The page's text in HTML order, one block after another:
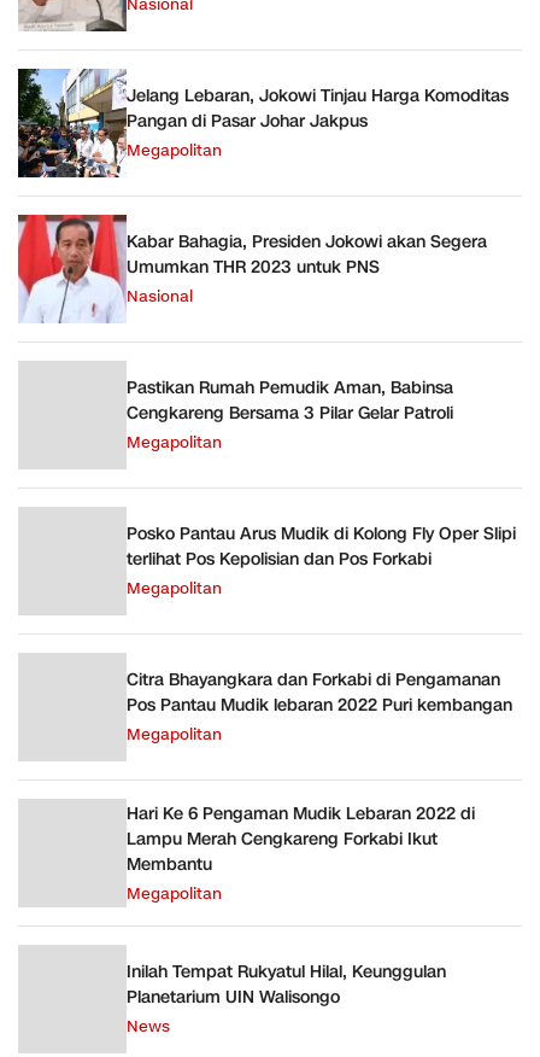
Nasional
Jelang Lebaran, Jokowi Tinjau Harga Komoditas
Pangan di Pasar Johar Jakpus
Megapolitan
Kabar Bahagia, Presiden Jokowi akan Segera
Umumkan THR 2023 untuk PNS
Nasional
Pastikan Rumah Pemudik Aman, Babinsa
Cengkareng Bersama 3 Pilar Gelar Patroli
Megapolitan
Posko Pantau Arus Mudik di Kolong Fly Oper Slipi
terlihat Pos Kepolisian dan Pos Forkabi
Megapolitan
Citra Bhayangkara dan Forkabi di Pengamanan
Pos Pantau Mudik lebaran 2022 Puri kembangan
Megapolitan
Hari Ke 6 Pengaman Mudik Lebaran 2022 di
Lampu Merah Cengkareng Forkabi Ikut
Membantu
Megapolitan
Inilah Tempat Rukyatul Hilal, Keunggulan
Planetarium UIN Walisongo
News